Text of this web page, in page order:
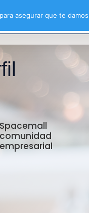
Spacemall
comunidad
empresarial
asegurar que te